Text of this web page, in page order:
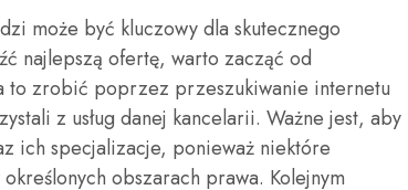
może być kluczowy dla skutecznego
najlepszą ofertę, warto zacząć od
to zrobić poprzez przeszukiwanie internetu
z usług danej kancelarii. Ważne jest, aby
ich specjalizacje, ponieważ niektóre
obszarach prawa. Kolejnym